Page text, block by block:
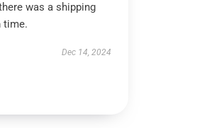
was a shipping
time.
Dec 14, 2024